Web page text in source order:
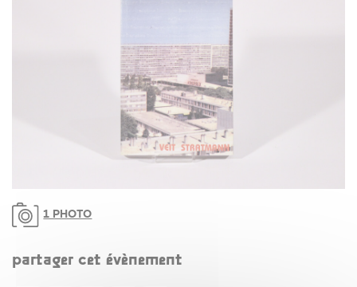
1 PHOTO
partager cet évènement